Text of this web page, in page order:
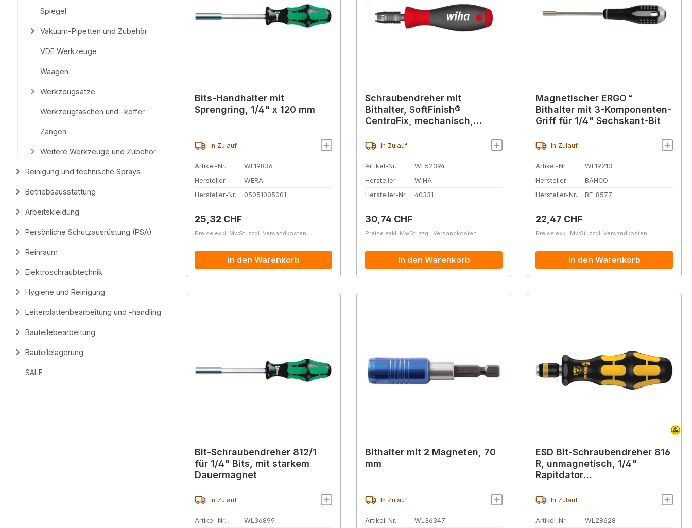
Spiegel
Vakuum-Pipetten und Zubehör
VDE Werkzeuge
Waagen
Werkzeugsätze
Werkzeugtaschen und -koffer
Zangen
Weitere Werkzeuge und Zubehör
Reinigung und technische Sprays
Betriebsausstattung
Arbeitskleidung
Persönliche Schutzausrüstung (PSA)
Reinraum
Elektroschraubtechnik
Hygiene und Reinigung
Leiterplattenbearbeitung und -handling
Bauteilebearbeitung
Bauteilelagerung
SALE
Bits-Handhalter mit
Sprengring, 1/4" x 120 mm
In Zulauf
Artikel-Nr.
WL19836
Hersteller
WERA
Hersteller-Nr.
05051005001
Regulärer Preis:
25,32 CHF
Preise exkl. MwSt. zzgl. Versandkosten
In den Warenkorb
Schraubendreher mit
Bithalter, SoftFinish®
CentroFix, mechanisch,
In Zulauf
Artikel-Nr.
WL52394
Hersteller
WIHA
Hersteller-Nr.
40331
Regulärer Preis:
30,74 CHF
Preise exkl. MwSt. zzgl. Versandkosten
In den Warenkorb
Magnetischer ERGO™
Bithalter mit 3-Komponenten-
Griff für 1/4" Sechskant-Bit
In Zulauf
Artikel-Nr.
WL19213
Hersteller
BAHCO
Hersteller-Nr.
BE-8577
Regulärer Preis:
22,47 CHF
Preise exkl. MwSt. zzgl. Versandkosten
In den Warenkorb
Bit-Schraubendreher 812/1
für 1/4" Bits, mit starkem
Dauermagnet
In Zulauf
Artikel-Nr. WL36899
Bithalter mit 2 Magneten, 70
mm
In Zulauf
Artikel-Nr. WL36347
ESD Bit-Schraubendreher 816
R, unmagnetisch, 1/4"
Rapitdator
In Zulauf
Artikel-Nr. WL28628